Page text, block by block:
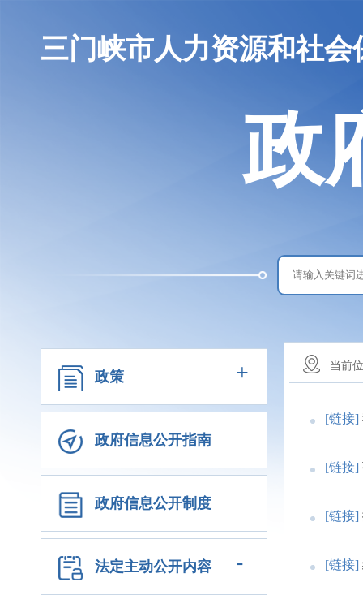
三门峡市人力资源和社会
政
政策 +
政府信息公开指南
政府信息公开制度
法定主动公开内容 -
当前
[链接]
[链接]
[链接]
[链接]